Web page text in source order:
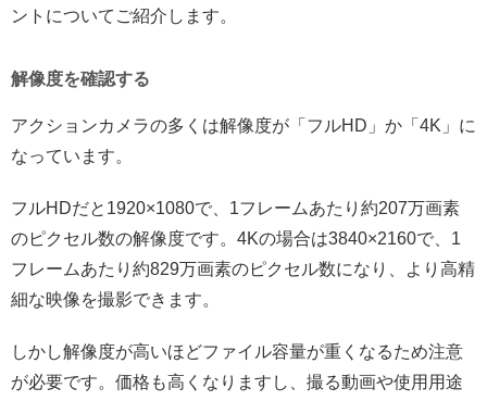
ントについてご紹介します。
解像度を確認する
アクションカメラの多くは解像度が「フルHD」か「4K」に
なっています。
フルHDだと1920×1080で、1フレームあたり約207万画素
のピクセル数の解像度です。4Kの場合は3840×2160で、1
フレームあたり約829万画素のピクセル数になり、より高精
細な映像を撮影できます。
しかし解像度が高いほどファイル容量が重くなるため注意
が必要です。価格も高くなりますし、撮る動画や使用用途